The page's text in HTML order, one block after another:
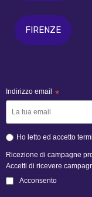
FIRENZE
Indirizzo email *
Ho letto ed accetto
Ricezione di campagne
Accetti di ricevere
Acconsento